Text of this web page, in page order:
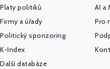
Platy politiků
Firmy a úřady
Politický sponzoring
K-Index
Další databáze
AI a
Pro